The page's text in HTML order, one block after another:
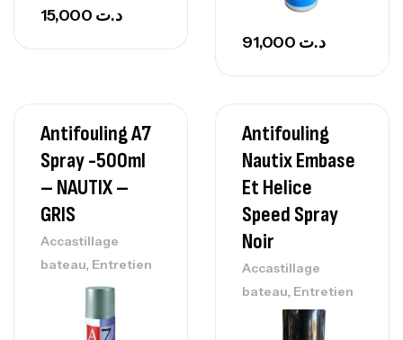
د.ت
د.ت
Antifouling A7
Spray -500ml
– NAUTIX –
GRIS
Accastillage
bateau, Entretien
Antifouling
Nautix Embase
Et Helice
Speed Spray
Noir
Accastillage
bateau, Entretien